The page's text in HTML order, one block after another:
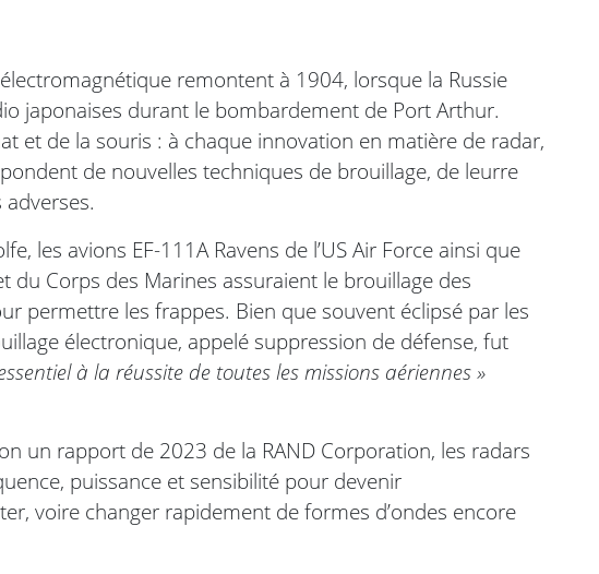
remontent à 1904, lorsque la Russie
japonaises durant le bombardement de Port Arthur.
et de la souris : à chaque innovation en matière de radar,
de nouvelles techniques de brouillage, de leurre
les avions EF-111A Ravens de l’US Air Force ainsi que
du Corps des Marines assuraient le brouillage des
permettre les frappes. Bien que souvent éclipsé par les
électronique, appelé suppression de défense, fut
à la réussite de toutes les missions aériennes »
un rapport de 2023 de la RAND Corporation, les radars
puissance et sensibilité pour devenir
voire changer rapidement de formes d’ondes encore